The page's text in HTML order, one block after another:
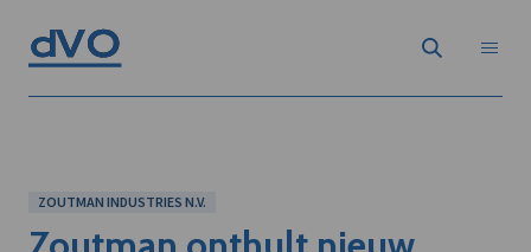
ZOUTMAN INDUSTRIES N.V.